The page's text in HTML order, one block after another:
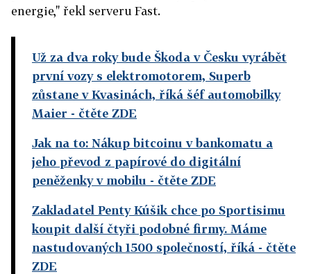
energie," řekl serveru Fast.
Už za dva roky bude Škoda v Česku vyrábět
první vozy s elektromotorem, Superb
zůstane v Kvasinách, říká šéf automobilky
Maier - čtěte ZDE
Jak na to: Nákup bitcoinu v bankomatu a
jeho převod z papírové do digitální
peněženky v mobilu - čtěte ZDE
Zakladatel Penty Kúšik chce po Sportisimu
koupit další čtyři podobné firmy. Máme
nastudovaných 1500 společností, říká - čtěte
ZDE